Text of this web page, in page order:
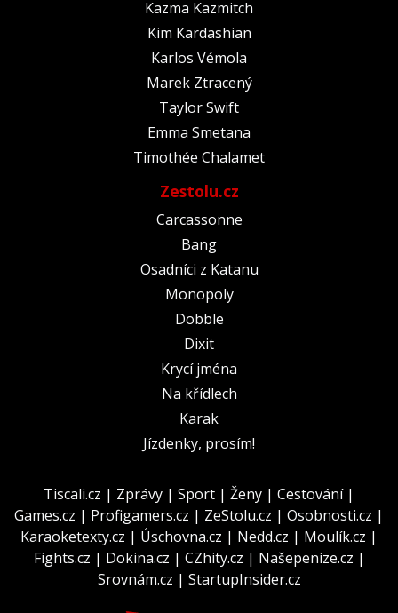
Kazma Kazmitch
Kim Kardashian
Karlos Vémola
Marek Ztracený
Taylor Swift
Emma Smetana
Timothée Chalamet
Zestolu.cz
Carcassonne
Bang
Osadníci z Katanu
Monopoly
Dobble
Dixit
Krycí jména
Na křídlech
Karak
Jízdenky, prosím!
Tiscali.cz | Zprávy | Sport | Ženy | Cestování|
Games.cz | Profigamers.cz | ZeStolu.cz | Osobnosti.cz |
Karaoketexty.cz | Úschovna.cz | Nedd.cz | Moulík.cz |
Fights.cz | Dokina.cz | CZhity.cz | Našepeníze.cz |
Srovnám.cz | StartupInsider.cz